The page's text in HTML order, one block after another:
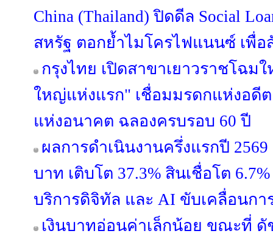
China (Thailand) ปิดดีล Social
สหรัฐ ตอกย้ำไมโครไฟแนนซ์ เพื่
กรุงไทย เปิดสาขาเยาวราชโฉ
ใหญ่แห่งแรก" เชื่อมมรดกแห่งอดี
แห่งอนาคต ฉลองครบรอบ 60 ปี
ผลการดำเนินงานครึ่งแรกปี
บาท เติบโต 37.3% สินเชื่อโต
บริการดิจิทัล และ AI ขับเคลื่อนกา
เงินบาทอ่อนค่าเล็กน้อย ขณะที่